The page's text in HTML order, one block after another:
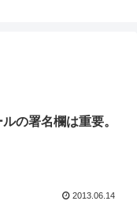
の署名欄は重要。
2013.06.14